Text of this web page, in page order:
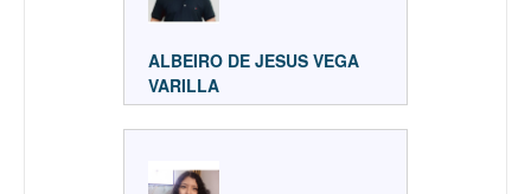
ALBEIRO DE JESUS VEGA
VARILLA